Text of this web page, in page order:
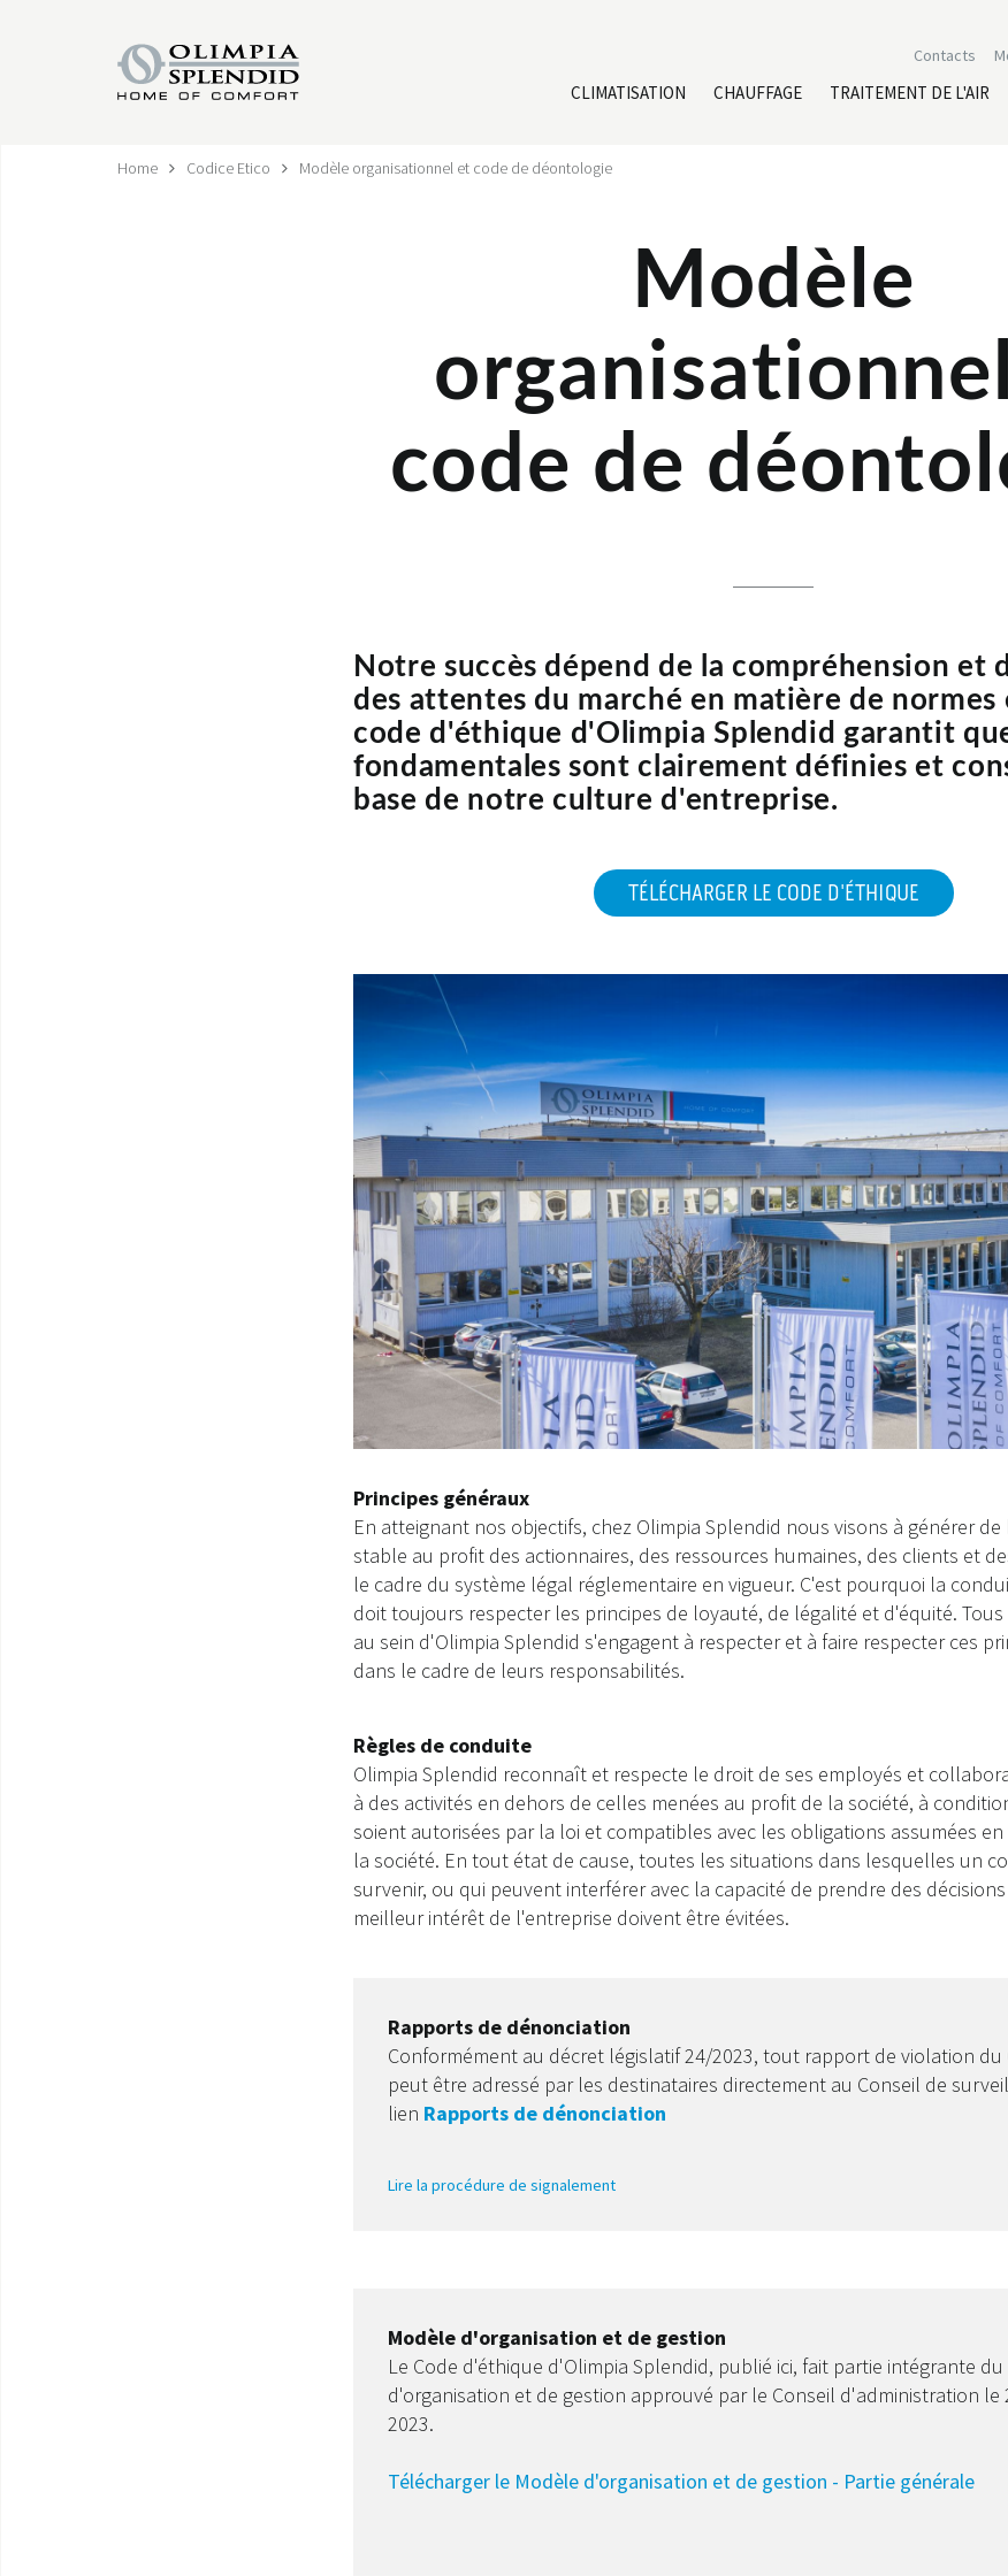
Contacts
CLIMATISATION CHAUFFAGE TRAITEMENT DE L'AIR
Home Codice Etico Modèle organisationnel et code de déontologie
Modèle
code de
Notre succès dépend de la compréhension et
des attentes du marché en matière de normes
code d'éthique d'Olimpia Splendid garantit
fondamentales sont clairement définies et
base de notre culture d'entreprise.
TÉLÉCHARGER LE CODE D'ÉTHIQUE
Principes généraux
En atteignant nos objectifs, chez Olimpia Splendid nous visons à générer
stable au profit des actionnaires, des ressources humaines, des clients et
le cadre du système légal réglementaire en vigueur. C'est pourquoi la
doit toujours respecter les principes de loyauté, de légalité et d'équité.
au sein d'Olimpia Splendid s'engagent à respecter et à faire respecter ces
dans le cadre de leurs responsabilités.
Règles de conduite
Olimpia Splendid reconnaît et respecte le droit de ses employés et
à des activités en dehors de celles menées au profit de la société, à
soient autorisées par la loi et compatibles avec les obligations assumées
la société. En tout état de cause, toutes les situations dans lesquelles un
survenir, ou qui peuvent interférer avec la capacité de prendre des
meilleur intérêt de l'entreprise doivent être évitées.
Rapports de dénonciation
Conformément au décret législatif 24/2023, tout rapport de violation du
peut être adressé par les destinataires directement au Conseil de
lien Rapports de dénonciation
Lire la procédure de signalement
Modèle d'organisation et de gestion
Le Code d'éthique d'Olimpia Splendid, publié ici, fait partie intégrante
d'organisation et de gestion approuvé par le Conseil d'administration le
2023.
Télécharger le Modèle d'organisation et de gestion - Partie générale